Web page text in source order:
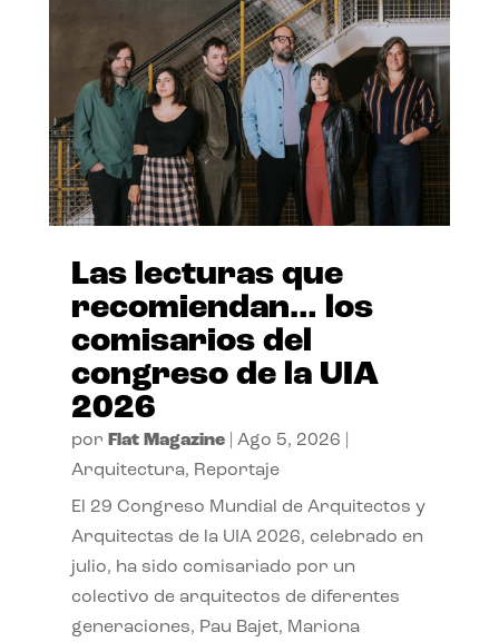
Las lecturas que
recomiendan… los
comisarios del
congreso de la UIA
2026
por Flat Magazine| Ago 5, 2026
Arquitectura, Reportaje
El 29 Congreso Mundial de Arquitectos y
Arquitectas de la UIA 2026, celebrado en
julio, ha sido comisariado por un
colectivo de arquitectos de diferentes
generaciones, Pau Bajet, Mariona